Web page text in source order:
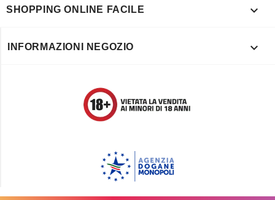
SHOPPING ONLINE FACILE 
INFORMAZIONI NEGOZIO 